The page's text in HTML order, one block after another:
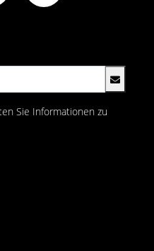
Sie Informationen zu